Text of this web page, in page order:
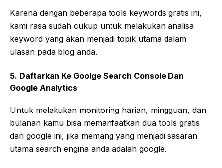
Karena dengan beberapa tools keywords gratis ini,
kami rasa sudah cukup untuk melakukan analisa
keyword yang akan menjadi topik utama dalam
ulasan pada blog anda.
5. Daftarkan Ke Goolge Search Console Dan
Google Analytics
Untuk melakukan monitoring harian, mingguan, dan
bulanan kamu bisa memanfaatkan dua tools gratis
dari google ini, jika memang yang menjadi sasaran
utama search engina anda adalah google.